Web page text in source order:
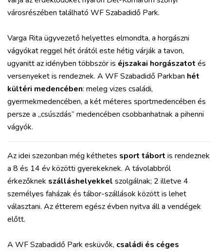
városrészében található WF Szabadidő Park.
Varga Rita ügyvezető helyettes elmondta, a horgászni
vágyókat reggel hét órától este hétig várják a tavon,
ugyanitt az idényben többször is éjszakai horgászatot és
versenyeket is rendeznek. A WF Szabadidő Parkban hét
kültéri medencében: meleg vizes családi,
gyermekmedencében, a két méteres sportmedencében és
persze a „csúszdás” medencében csobbanhatnak a pihenni
vágyók.
Az idei szezonban még kéthetes sport tábort is rendeznek
a 8 és 14 év közötti gyerekeknek. A távolabbról
érkezőknek szálláshelyekkel szolgálnak; 2 illetve 4
személyes faházak és tábor-szállások között is lehet
választani. Az étterem egész évben nyitva áll a vendégek
előtt.
A WF Szabadidő Park esküvők, családi és céges